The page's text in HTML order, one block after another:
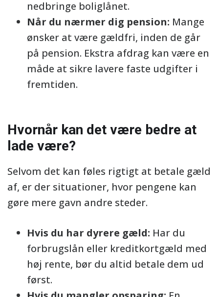
nedbringe boliglånet.
Når du nærmer dig pension: Mange
ønsker at være gældfri, inden de går
på pension. Ekstra afdrag kan være en
måde at sikre lavere faste udgifter i
fremtiden.
Hvornår kan det være bedre at
lade være?
Selvom det kan føles rigtigt at betale gæld
af, er der situationer, hvor pengene kan
gøre mere gavn andre steder.
Hvis du har dyrere gæld: Har du
forbrugslån eller kreditkortgæld med
høj rente, bør du altid betale dem ud
først.